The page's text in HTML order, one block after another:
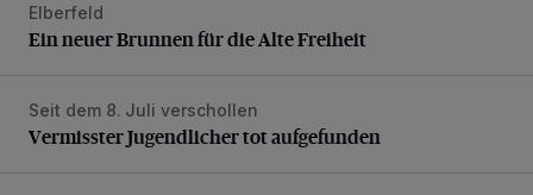
Ein neuer Brunnen für die Alte Freiheit
Elberfeld
Ein neuer Brunnen für die Alte Freiheit
Vermisster Jugendlicher tot aufgefunden
Seit dem 8. Juli verschollen
Vermisster Jugendlicher tot aufgefunden